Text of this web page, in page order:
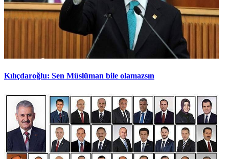
Kılıçdaroğlu: Sen Müslüman bile olamazsın